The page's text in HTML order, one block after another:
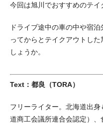
今回は旭川でおすすめのテイ
ドライブ途中の車の中や宿
ってからとテイクアウトし
しょうか。
Text：都良（TORA）
フリーライター。北海道出
道商工会議所連合会認定）